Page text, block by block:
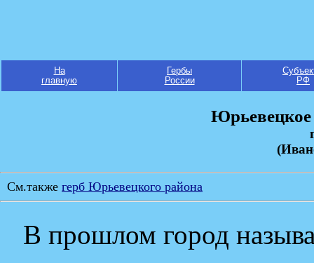
На
главную
Гербы
России
РФ
Юрьевецкое
См.также герб Юрьевецкого района
В прошлом город